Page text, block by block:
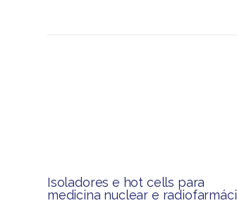
Isoladores e hot cells para
medicina nuclear e